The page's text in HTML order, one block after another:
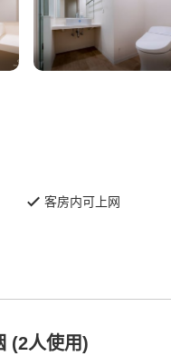
客房内可上网
(2人使用)